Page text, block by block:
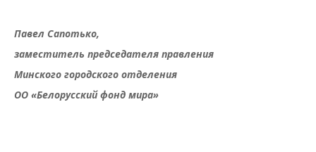
Павел Сапотько,
заместитель председателя правления
Минского городского отделения
ОО «Белорусский фонд мира»